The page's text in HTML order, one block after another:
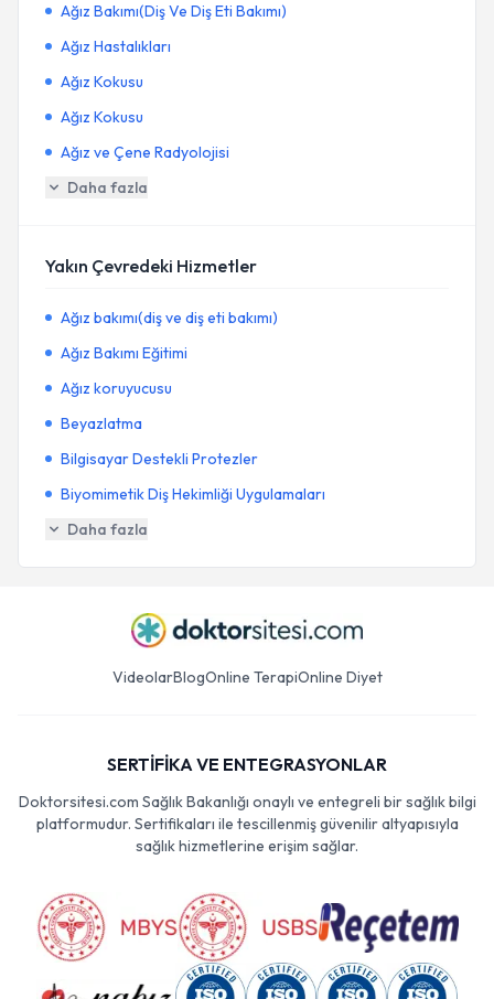
Ağız Bakımı(Diş Ve Diş Eti Bakımı)
Ağız Hastalıkları
Ağız Kokusu
Ağız Kokusu
Ağız ve Çene Radyolojisi
Daha fazla
Yakın Çevredeki Hizmetler
Ağız bakımı(diş ve diş eti bakımı)
Ağız Bakımı Eğitimi
Ağız koruyucusu
Beyazlatma
Bilgisayar Destekli Protezler
Biyomimetik Diş Hekimliği Uygulamaları
Daha fazla
VideolarBlogOnline TerapiOnline Diyet
SERTİFİKA VE ENTEGRASYONLAR
Doktorsitesi.com Sağlık Bakanlığı onaylı ve entegreli bir sağlık bilgi
platformudur. Sertifikaları ile tescillenmiş güvenilir altyapısıyla
sağlık hizmetlerine erişim sağlar.